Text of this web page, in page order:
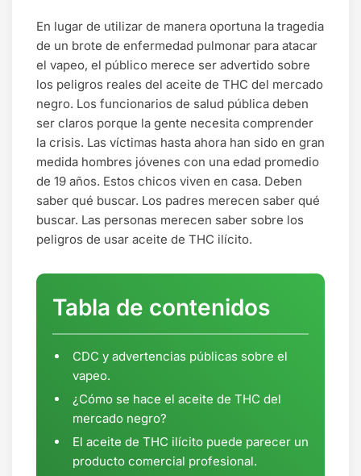
En lugar de utilizar de manera oportuna la tragedia
de un brote de enfermedad pulmonar para atacar
el vapeo, el público merece ser advertido sobre
los peligros reales del aceite de THC del mercado
negro. Los funcionarios de salud pública deben
ser claros porque la gente necesita comprender
la crisis. Las víctimas hasta ahora han sido en gran
medida hombres jóvenes con una edad promedio
de 19 años. Estos chicos viven en casa. Deben
saber qué buscar. Los padres merecen saber qué
buscar. Las personas merecen saber sobre los
peligros de usar aceite de THC ilícito.
Tabla de contenidos
CDC y advertencias públicas sobre el
vapeo.
¿Cómo se hace el aceite de THC del
mercado negro?
El aceite de THC ilícito puede parecer un
producto comercial profesional.